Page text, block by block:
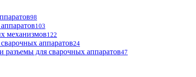
98
103
механизмов122
аппаратов24
разъемы для сварочных аппаратов47